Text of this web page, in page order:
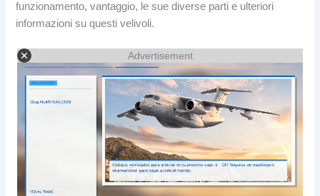
funzionamento, vantaggio, le sue diverse parti e ulteriori
informazioni su questi velivoli.
Advertisement